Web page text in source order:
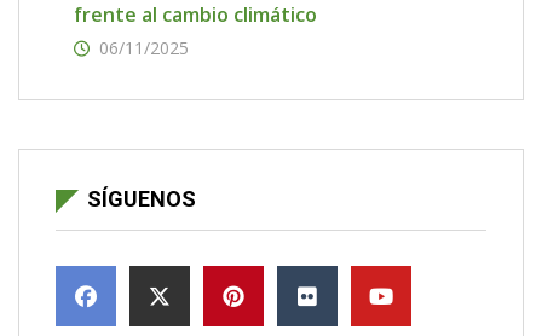
frente al cambio climático
06/11/2025
SÍGUENOS